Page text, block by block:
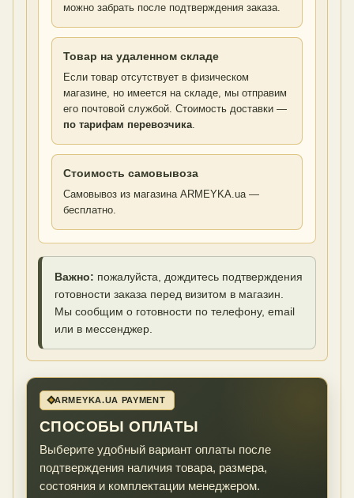
можно забрать после подтверждения заказа.
Товар на удаленном складе
Если товар отсутствует в физическом
магазине, но имеется на складе, мы отправим
его почтовой службой. Стоимость доставки —
по тарифам перевозчика
Стоимость самовывоза
Самовывоз из магазина ARMEYKA.ua —
бесплатно.
Важно: пожалуйста, дождитесь подтверждения
готовности заказа перед визитом в магазин.
Мы сообщим о готовности по телефону, email
или в мессенджер.
ARMEYKA.UA PAYMENT
СПОСОБЫ ОПЛАТЫ
Выберите удобный вариант оплаты после
подтверждения наличия товара, размера,
состояния и комплектации менеджером.